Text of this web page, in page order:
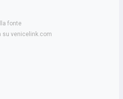
fonte
su venicelink.com